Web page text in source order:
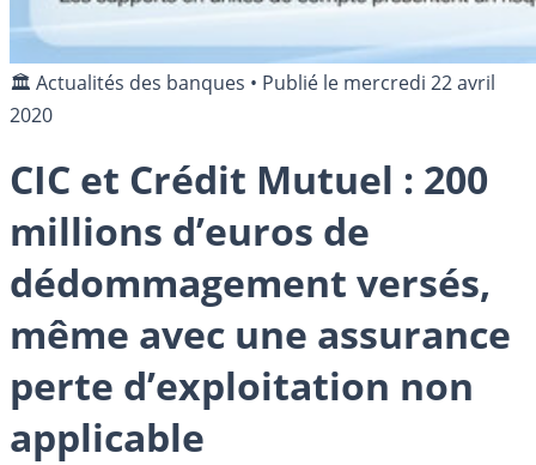
🏛️ Actualités des banques • Publié le mercredi 22 avril
2020
CIC et Crédit Mutuel : 200
millions d’euros de
dédommagement versés,
même avec une assurance
perte d’exploitation non
applicable